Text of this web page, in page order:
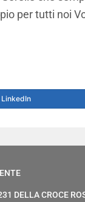
per tutti noi
LinkedIn
DELLA CROCE